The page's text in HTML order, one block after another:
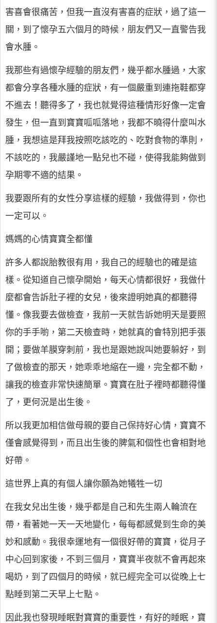
害喜會很痛苦，但我一直沒有害喜的症狀，過了這一
關，到了懷孕五六個月的時候，朋友們又一直警告我
會水腫。
我那些有過懷孕經驗的朋友們，幾乎都水腫過，大家
都會分享各種水腫的症狀，有一個嚴重到連拖鞋都穿
不進去！聽得多了，我也就覺得這種情形好像一定會
發生，但一直到寶寶呱呱落地，我都不曉得什麼叫水
腫，我想這是拜我按照吃該吃的、吃對食物的準則，
不該吃的，我嚴謹地一點兒也不碰，使得我能夠做到
孕期零不適的結果。
我要跟所有的女性分享這樣的經驗，我做得到，你也
一定可以。
媽媽的心情寶寶全都懂
許多人都說胎教很有用，我自己的經驗也的確是這
樣。從知道自己懷孕開始，每天心情都很好，我做什
麼都會告訴肚子裡的女兒，後來證明她真的都聽得
懂。像我要去做檢查，我前一天就告訴她明天是要照
你的手手喲，第二天檢查時，她就真的會特別把手張
開；要做羊膜穿刺前，我也是跟她說叫她要躲好，到
了做檢查的那天，她乖乖地縮在一邊，完全都不動，
讓我的檢查非常快速簡單。寶寶在肚子裡時都聽得懂
了，更何況是出生後。
所以我更加相信做母親的要自己保持好心情，寶寶不
僅會感覺得到，而且出生後的脾氣和個性也會相對地
好帶。
這世界上真的有個人讓你願為她犧牲一切
在我女兒出生後，幾乎都是自己和先生兩人輪流在
帶，看著她一天一天地變化，每每都感覺到生命的美
妙和感動。我很幸運地有一個很好帶的寶寶，從月子
中心回到家後，不到三個月，寶寶半夜就不會再起來
喝奶，到了四個月的時候，就已經完全可以從晚上七
點睡到第二天早上七點。
因此我也發現睡眠對寶寶的重要性，有好的睡眠，寶